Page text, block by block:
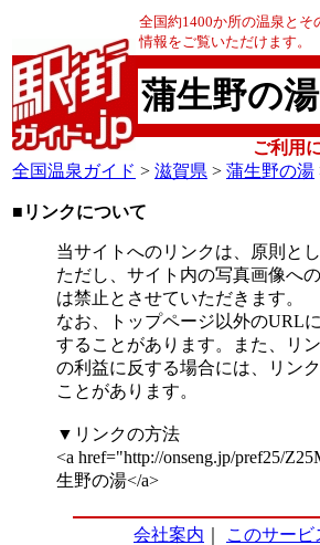
全国約1400か所の温泉とそ
情報をご覧いただけます。
蒲生野の湯
ご利用
全国温泉ガイド > 滋賀県 > 蒲生野の湯
■リンクについて
当サイトへのリンクは、原則とし
ただし、サイト内の写真画像へ
は禁止とさせていただきます。
なお、トップページ以外のURL
することがあります。また、リ
の利益に反する場合には、リン
ことがあります。
▼リンクの方法
<a href="http://onseng.jp/pref25/
生野の湯</a>
会社案内 このサービ